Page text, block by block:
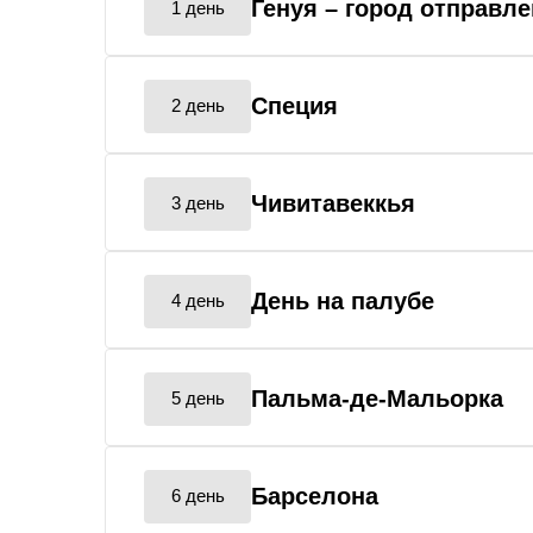
1 день Генуя – город
2 день Специя
3 день Чивитавеккья
4 день День на палубе
5 день Пальма-де-Мальорка
6 день Барселона